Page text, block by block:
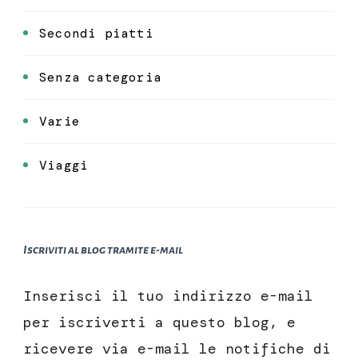
Secondi piatti
Senza categoria
Varie
Viaggi
Iscriviti al blog tramite e-mail
Inserisci il tuo indirizzo e-mail
per iscriverti a questo blog, e
ricevere via e-mail le notifiche di